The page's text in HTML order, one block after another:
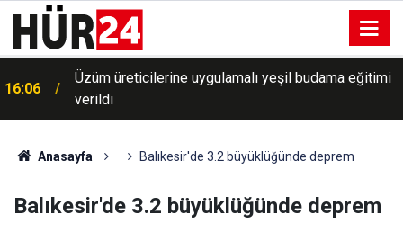
16:06
Üzüm üreticilerine uygulamalı yeşil budama eğitimi
verildi
Anasayfa Balıkesir'de 3.2 büyüklüğünde deprem
Balıkesir'de 3.2 büyüklüğünde deprem